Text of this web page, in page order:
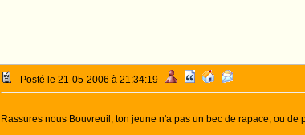
Posté le 21-05-2006 à 21:34:19
Rassures nous Bouvreuil, ton jeune n'a pas un bec de rapace, ou de